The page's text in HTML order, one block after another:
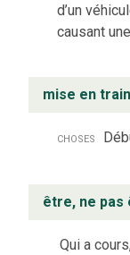
d’un
causant
mise en train
choses
être, ne pas
Qui a